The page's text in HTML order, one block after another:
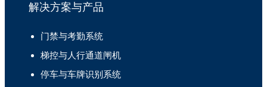
解决方案与产品
门禁与考勤系统
梯控与人行通道闸机
停车与车牌识别系统